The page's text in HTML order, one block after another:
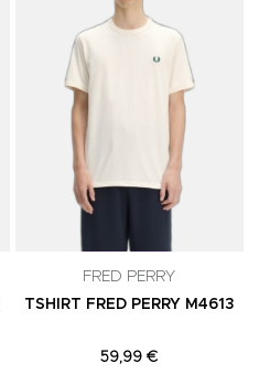
FRED PERRY
TSHIRT FRED PERRY M4613
59,99 €